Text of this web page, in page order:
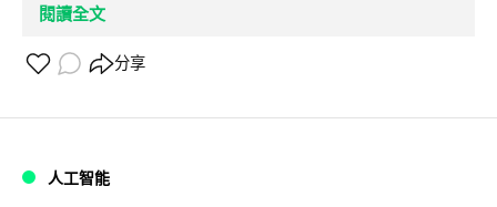
閱讀全文
分享
人工智能